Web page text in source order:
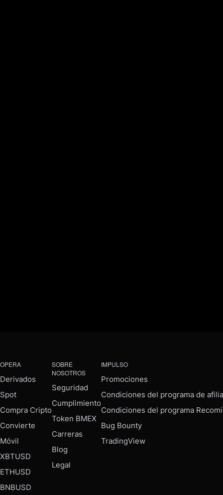
OPERA
Derivados
Spot
Compra Cripto
Convierte
Móvil
XBTUSD
ETHUSD
BNBUSD
SOBRE
NOSOTROS
Seguridad
Cumplimiento
Token BMEX
Carreras
Blog
Legal
IMPULSO
Promociones
Condiciones del programa de
Condiciones del programa
Bug Bounty
TradingView